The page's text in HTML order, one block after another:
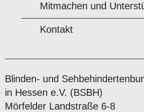
Mitmachen und
Kontakt
Blinden- und
in Hessen e.V. (BSBH)
Mörfelder Landstraße 6-8